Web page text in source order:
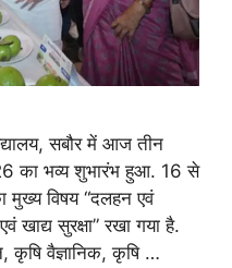
सबौर में आज तीन
का भव्य शुभारंभ हुआ. 16 से
विषय “दलहन एवं
खाद्य सुरक्षा” रखा गया है.
कृषि वैज्ञानिक, कृषि …